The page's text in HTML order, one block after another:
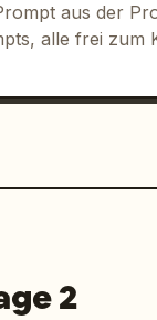
aus der
alle frei zum
2